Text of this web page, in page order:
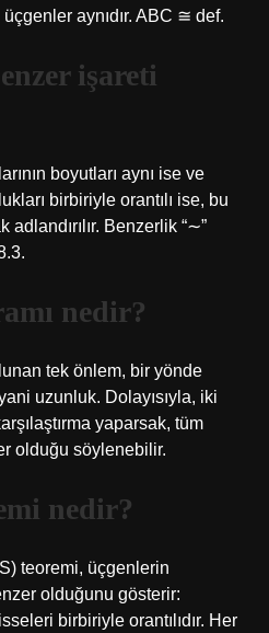
aynıdır. ABC ≅ def.
işareti
boyutları aynı ise ve
birbiriyle orantılı ise, bu
adlandırılır. Benzerlik “∼”
nedir?
tek önlem, bir yönde
uzunluk. Dolayısıyla, iki
yaparsak, tüm
olduğu söylenebilir.
nedir?
teoremi, üçgenlerin
olduğunu gösterir:
birbiriyle orantılıdır. Her